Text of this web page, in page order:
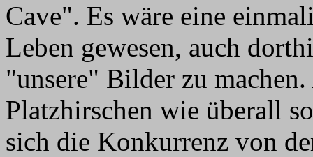
Cave". Es wäre eine
Leben gewesen, auch
"unsere" Bilder zu
Platzhirschen wie überall
sich die Konkurrenz von